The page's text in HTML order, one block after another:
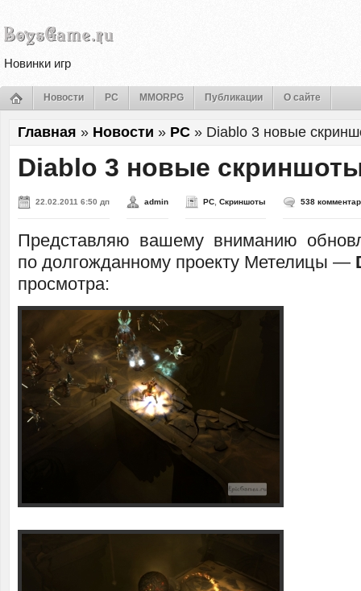
Новинки игр
Новости PC MMORPG Публикации О сайте
Главная » Новости » PC » Diablo 3 новые
Diablo 3 новые
22.02.2011 6:50 дп admin PC Скриншоты 538
Представляю вашему вниманию
по долгожданному проекту Метелицы —
просмотра: